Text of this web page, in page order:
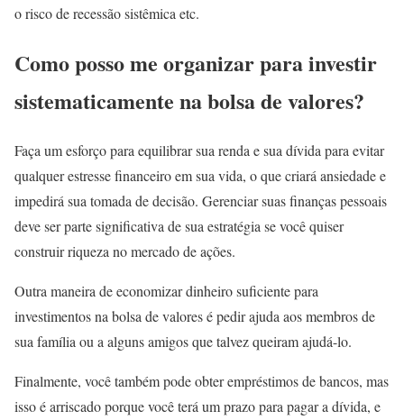
o risco de recessão sistêmica etc.
Como posso me organizar para investir
sistematicamente na bolsa de valores?
Faça um esforço para equilibrar sua renda e sua dívida para evitar
qualquer estresse financeiro em sua vida, o que criará ansiedade e
impedirá sua tomada de decisão. Gerenciar suas finanças pessoais
deve ser parte significativa de sua estratégia se você quiser
construir riqueza no mercado de ações.
Outra maneira de economizar dinheiro suficiente para
investimentos na bolsa de valores é pedir ajuda aos membros de
sua família ou a alguns amigos que talvez queiram ajudá-lo.
Finalmente, você também pode obter empréstimos de bancos, mas
isso é arriscado porque você terá um prazo para pagar a dívida, e